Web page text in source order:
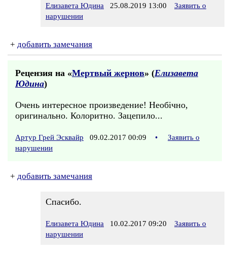
Елизавета Юдина 25.08.2019 13:00
Заявить о
нарушении
+ добавить замечания
Рецензия на «Мертвый жернов» (Елизавета
Юдина)
Очень интересное произведение! Необічно,
оригинально. Колоритно. Зацепило...
Артур Грей Эсквайр 09.02.2017 00:09 •
Заявить о
нарушении
+ добавить замечания
Спасибо.
Елизавета Юдина 10.02.2017 09:20
Заявить о
нарушении